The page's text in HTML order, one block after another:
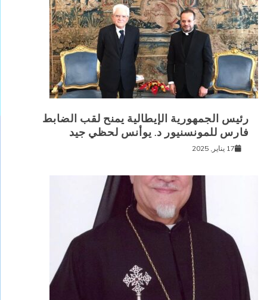
رئيس الجمهورية الإيطالية يمنح لقب الضابط
فارس للمونسنيور د. يوأنس لحظي جيد
17 يناير, 2025